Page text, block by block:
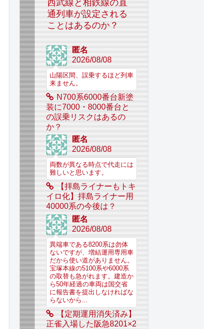
西武線と相鉄線の直
通列車が設定される
ことはあるのか？
匿名
2026/08/08
山陽区間、誤乗するほど列車
来ません。
N700系6000番台新塗
装に7000・8000番台と
の誤乗リスクはあるの
か？
匿名
2026/08/08
両数が異なる時点で代走には
難しいと思います。
【拝島ライナーもトキ
イロ化】拝島ライナー用
40000系の今後は？
匿名
2026/08/08
異端車である8200系は勿体
ないですが、増結運用専用車
だから使い道がありません。
宝塚本線の5100系や6000系
の取替も急がれます。建造か
ら50年経過の車両は国交省
に報告書を提出しなければな
らないから...
【定期運用消失済み】
正雀入場した阪急8201×2